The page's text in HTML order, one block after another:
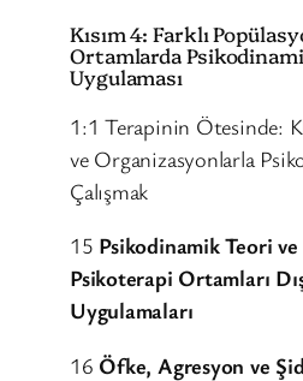
Kısım 4: Farklı
Ortamlarda
Uygulaması
1:1 Terapinin Ötesinde:
ve Organizasyonlarla
Çalışmak
15 Psikodinamik Teori
Psikoterapi Ortamları
Uygulamaları
16 Öfke, Agresyon ve